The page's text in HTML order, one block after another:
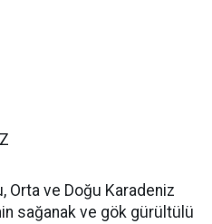
Orta ve Doğu Karadeniz
sağanak ve gök gürültülü